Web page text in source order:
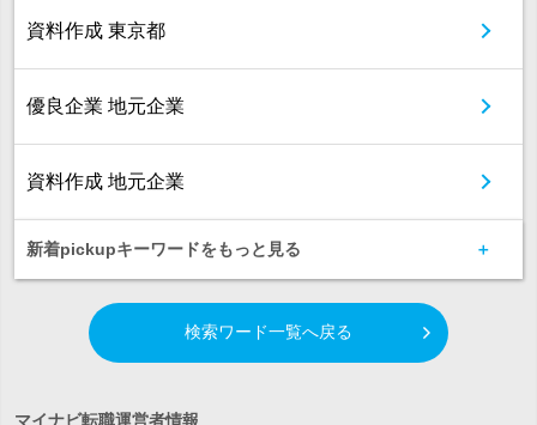
資料作成 東京都
優良企業 地元企業
資料作成 地元企業
新着pickupキーワードをもっと見る
検索ワード一覧へ戻る
マイナビ転職運営者情報